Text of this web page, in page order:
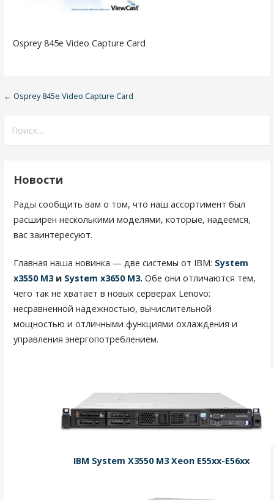
Osprey 845e Video Capture Card
Н
а
ц
и
п
о
← Osprey 845e Video Capture Card
Новости
Рады сообщить вам о том, что наш ассортимент был
расширен несколькими моделями, которые, надеемся,
вас заинтересуют.
Главная наша новинка — две системы от IBM: System
x3550 M3и System x3650 M3. Обе они отличаются тем,
чего так не хватает в новых серверах Lenovo:
несравненной надежностью, вычислительной
мощностью и отличными функциями охлаждения и
управления энергопотреблением.
IBM System X3550 M3 Xeon E55xx-E56xx